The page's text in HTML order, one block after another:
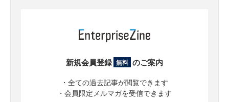
新規会員登録 無料 のご案内
・全ての過去記事が閲覧できます
・会員限定メルマガを受信できます